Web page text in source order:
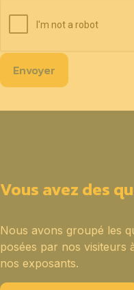
Envoyer
Vous avez des
Nous avons groupé les
posées par nos visiteurs
nos exposants.